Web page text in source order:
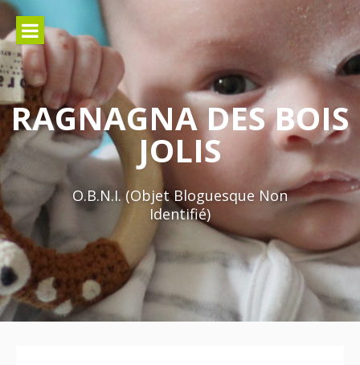
Aller
contenu
RAGNAGNA DES BOIS
JOLIS
O.B.N.I. (Objet Bloguesque Non
Identifié)